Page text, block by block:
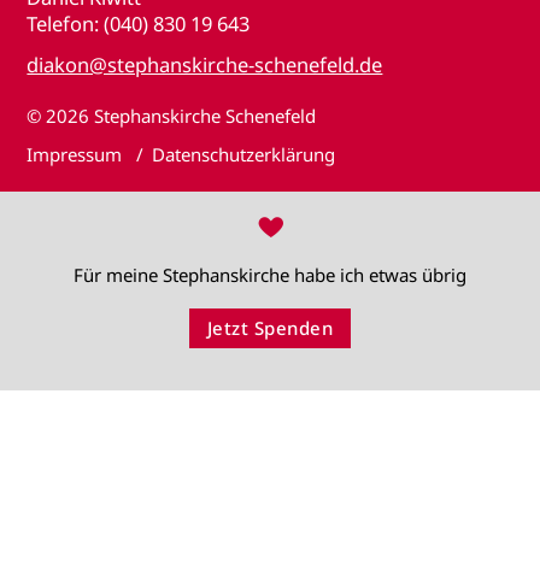
Telefon: (040) 830 19 643
diakon@stephanskirche-schenefeld.de
© 2026 Stephanskirche Schenefeld
Impressum
Datenschutzerklärung
♥
Für meine Stephanskirche habe ich etwas übrig
Jetzt Spenden